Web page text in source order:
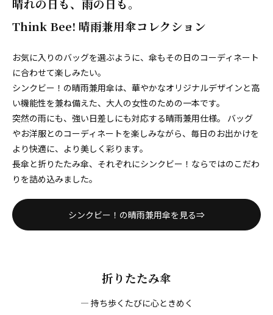
晴れの日も、雨の日も。
Think Bee! 晴雨兼用傘コレクション
お気に入りのバッグを選ぶように、傘もその日のコーディネート
に合わせて楽しみたい。
シンクビー！の晴雨兼用傘は、華やかなオリジナルデザインと高
い機能性を兼ね備えた、大人の女性のための一本です。
突然の雨にも、強い日差しにも対応する晴雨兼用仕様。 バッグ
やお洋服とのコーディネートを楽しみながら、毎日のお出かけを
より快適に、より美しく彩ります。
長傘と折りたたみ傘、それぞれにシンクビー！ならではのこだわ
りを詰め込みました。
シンクビー！の晴雨兼用傘を見る⇒
折りたたみ傘
― 持ち歩くたびに心ときめく